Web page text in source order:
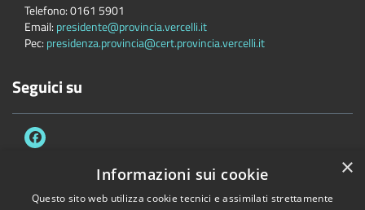
Telefono:0161 5901
Email: presidente@provincia.vercelli.it
Pec: presidenza.provincia@cert.provincia.vercelli.it
Seguici su
×
Informazioni sui cookie
Questo sito web utilizza cookie tecnici e assimilati strettamente